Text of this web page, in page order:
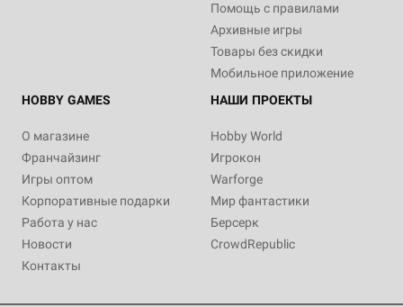
Помощь с правилами
Архивные игры
Товары без скидки
Мобильное приложение
HOBBY GAMES
О магазине
Франчайзинг
Игры оптом
Корпоративные подарки
Работа у нас
Новости
Контакты
НАШИ ПРОЕКТЫ
Hobby World
Игрокон
Warforge
Мир фантастики
Берсерк
CrowdRepublic